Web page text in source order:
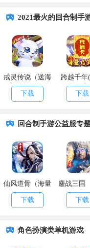
2021最火的回合制手
戒灵传说（送海
量充值）
下载
跨越千年
充值卡)
下载
回合制手游公益服专
仙风道骨（海量
特权）
下载
鏖战三国
特权
下载
角色扮演类单机游戏